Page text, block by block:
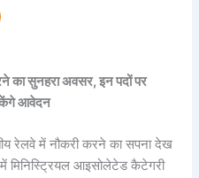
का सुनहरा अवसर, इन पदों पर
आवेदन
रेलवे में नौकरी करने का सपना देख
मिनिस्ट्रियल आइसोलेटेड कैटेगरी